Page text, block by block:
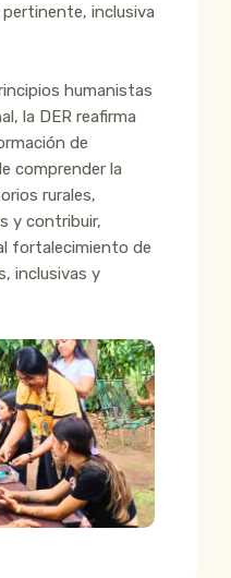
inclusiva
humanistas
la DER reafirma
de
comprender la
rurales,
y contribuir,
fortalecimiento de
inclusivas y